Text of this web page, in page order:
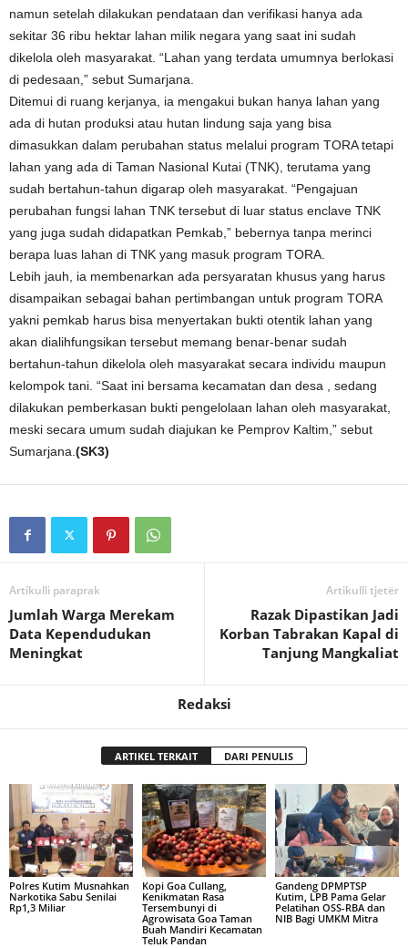
namun setelah dilakukan pendataan dan verifikasi hanya ada
sekitar 36 ribu hektar lahan milik negara yang saat ini sudah
dikelola oleh masyarakat. “Lahan yang terdata umumnya berlokasi
di pedesaan,” sebut Sumarjana.
Ditemui di ruang kerjanya, ia mengakui bukan hanya lahan yang
ada di hutan produksi atau hutan lindung saja yang bisa
dimasukkan dalam perubahan status melalui program TORA tetapi
lahan yang ada di Taman Nasional Kutai (TNK), terutama yang
sudah bertahun-tahun digarap oleh masyarakat. “Pengajuan
perubahan fungsi lahan TNK tersebut di luar status enclave TNK
yang juga sudah didapatkan Pemkab,” bebernya tanpa merinci
berapa luas lahan di TNK yang masuk program TORA.
Lebih jauh, ia membenarkan ada persyaratan khusus yang harus
disampaikan sebagai bahan pertimbangan untuk program TORA
yakni pemkab harus bisa menyertakan bukti otentik lahan yang
akan dialihfungsikan tersebut memang benar-benar sudah
bertahun-tahun dikelola oleh masyarakat secara individu maupun
kelompok tani. “Saat ini bersama kecamatan dan desa , sedang
dilakukan pemberkasan bukti pengelolaan lahan oleh masyarakat,
meski secara umum sudah diajukan ke Pemprov Kaltim,” sebut
Sumarjana. (SK3)
Artikulli paraprak
Jumlah Warga Merekam
Data Kependudukan
Meningkat
Artikulli tjetër
Razak Dipastikan Jadi
Korban Tabrakan Kapal di
Tanjung Mangkaliat
Redaksi
ARTIKEL TERKAIT DARI PENULIS
Polres Kutim Musnahkan
Narkotika Sabu Senilai
Rp1,3 Miliar
Kopi Goa Cullang,
Kenikmatan Rasa
Tersembunyi di
Agrowisata Goa Taman
Buah Mandiri Kecamatan
Teluk Pandan
Gandeng DPMPTSP
Kutim, LPB Pama Gelar
Pelatihan OSS-RBA dan
NIB Bagi UMKM Mitra